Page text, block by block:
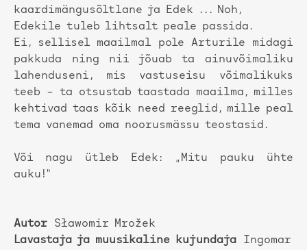
kaardimängusõltlane ja Edek ... Noh,
Edekile tuleb lihtsalt peale passida.
Ei, sellisel maailmal pole Arturile midagi
pakkuda ning nii jõuab ta ainuvõimaliku
lahenduseni, mis vastuseisu võimalikuks
teeb – ta otsustab taastada maailma, milles
kehtivad taas kõik need reeglid, mille peal
tema vanemad oma noorusmässu teostasid.
Või nagu ütleb Edek: „Mitu pauku ühte
auku!“
Autor Sławomir Mrožek
Lavastaja ja muusikaline kujundaja Ingomar